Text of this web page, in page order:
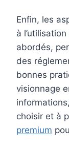
Enfin, les
à
abordés,
des
bonnes
visionnage
choisir et à
premium